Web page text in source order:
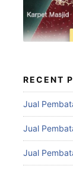
RECENT
Jual
Jual
Jual